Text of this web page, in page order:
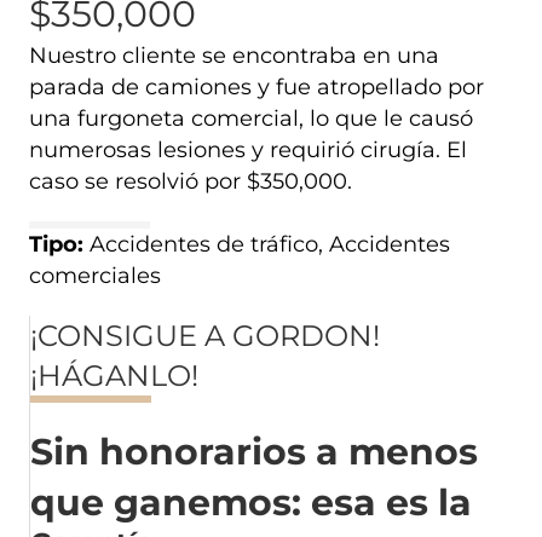
$350,000
Nuestro cliente se encontraba en una
parada de camiones y fue atropellado por
una furgoneta comercial, lo que le causó
numerosas lesiones y requirió cirugía. El
caso se resolvió por $350,000.
Tipo: Accidentes de tráfico, Accidentes
comerciales
¡CONSIGUE A GORDON!
¡HÁGANLO!
Sin honorarios a menos
que ganemos: esa es la